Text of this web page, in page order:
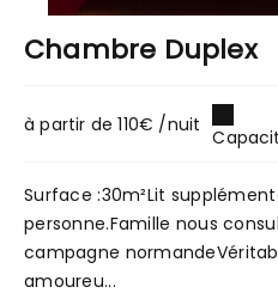
Chambre Duplex
à partir de 110€ /nuit
Surface :30m²Lit
personne.Famille nous
campagne
amoureu...